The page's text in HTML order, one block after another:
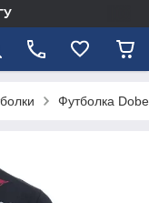
Футболка